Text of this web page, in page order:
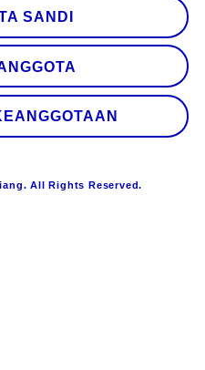
SANDI
All Rights Reserved.